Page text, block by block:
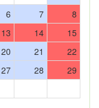
6 7
8
13 14
15
20 21
22
27 28
29